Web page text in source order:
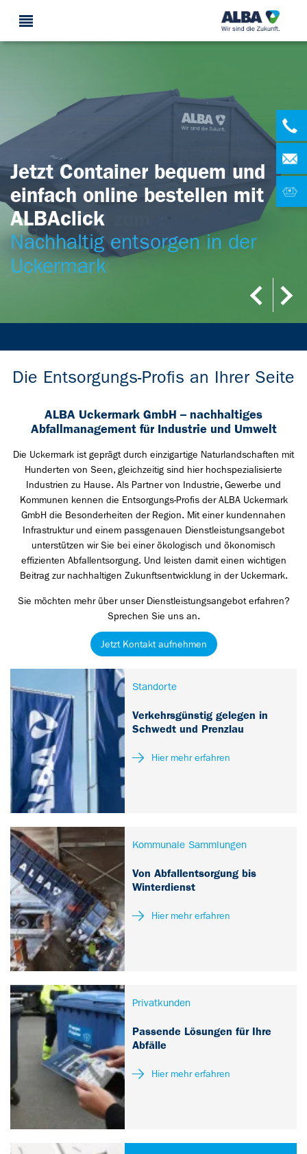
Vom Abfall zum Rohstoff
–
Unsere Leistung für die
Uckermark
Jetzt Container bequem und
einfach online bestellen mit
ALBAclick
Nachhaltig entsorgen in der
Uckermark
Die Entsorgungs-Profis an Ihrer Seite
ALBA Uckermark GmbH – nachhaltiges
Abfallmanagement für Industrie und Umwelt
Die Uckermark ist geprägt durch einzigartige Naturlandschaften mit
Hunderten von Seen, gleichzeitig sind hier hochspezialisierte
Industrien zu Hause. Als Partner von Industrie, Gewerbe und
Kommunen kennen die Entsorgungs-Profis der ALBA Uckermark
GmbH die Besonderheiten der Region. Mit einer kundennahen
Infrastruktur und einem passgenauen Dienstleistungsangebot
unterstützen wir Sie bei einer ökologisch und ökonomisch
effizienten Abfallentsorgung. Und leisten damit einen wichtigen
Beitrag zur nachhaltigen Zukunftsentwicklung in der Uckermark.
Sie möchten mehr über unser Dienstleistungsangebot erfahren?
Sprechen Sie uns an.
Jetzt Kontakt aufnehmen
Standorte
Verkehrsgünstig gelegen in
Schwedt und Prenzlau
Hier mehr erfahren
Kommunale Sammlungen
Von Abfallentsorgung bis
Winterdienst
Hier mehr erfahren
Privatkunden
Passende Lösungen für Ihre
Abfälle
Hier mehr erfahren